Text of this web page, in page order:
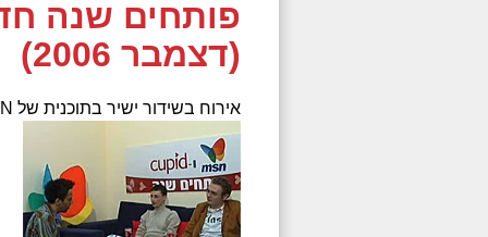
(דצמבר 2006)
אירוח בשידור ישיר בתוכנית של MSN וקופיד, בהנחיית ירון אשבל.